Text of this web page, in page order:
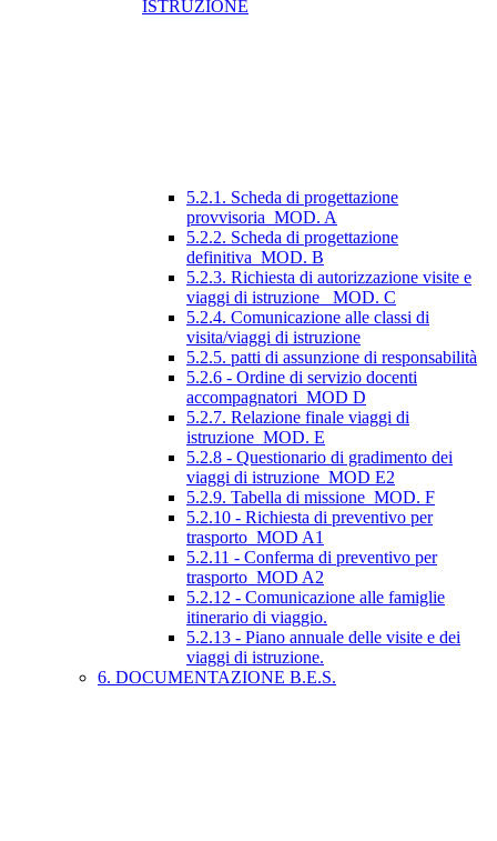
ISTRUZIONE
5.2.1. Scheda di progettazione
provvisoria_MOD. A
5.2.2. Scheda di progettazione
definitiva_MOD. B
5.2.3. Richiesta di autorizzazione visite e
viaggi di istruzione_ MOD. C
5.2.4. Comunicazione alle classi di
visita/viaggi di istruzione
5.2.5. patti di assunzione di responsabilità
5.2.6 - Ordine di servizio docenti
accompagnatori_MOD D
5.2.7. Relazione finale viaggi di
istruzione_MOD. E
5.2.8 - Questionario di gradimento dei
viaggi di istruzione_MOD E2
5.2.9. Tabella di missione_MOD. F
5.2.10 - Richiesta di preventivo per
trasporto_MOD A1
5.2.11 - Conferma di preventivo per
trasporto_MOD A2
5.2.12 - Comunicazione alle famiglie
itinerario di viaggio.
5.2.13 - Piano annuale delle visite e dei
viaggi di istruzione.
6. DOCUMENTAZIONE B.E.S.